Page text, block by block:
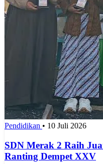
Pendidikan • 10 Juli 2026
SDN Merak 2 Raih
Ranting Dempet XXV